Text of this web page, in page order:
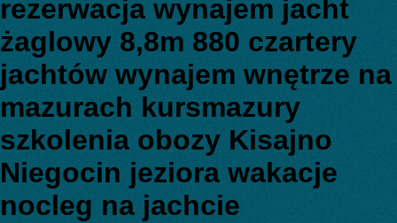
rezerwacja wynajem jacht
żaglowy 8,8m 880 czartery
jachtów wynajem wnętrze na
mazurach kursmazury
szkolenia obozy Kisajno
Niegocin jeziora wakacje
nocleg na jachcie